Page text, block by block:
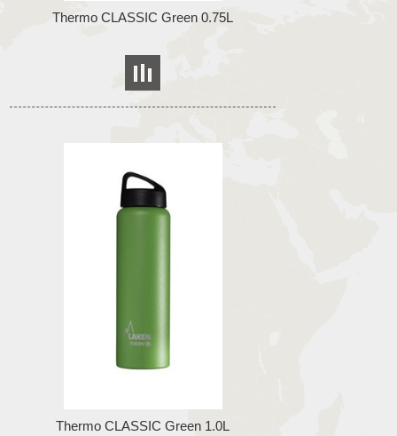
Thermo CLASSIC Green 0.75L
Thermo CLASSIC Green 1.0L